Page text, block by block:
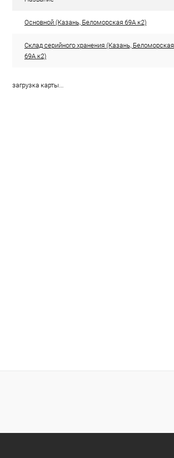
Основной (Казань, Беломорская 69А к2)
Склад серийного хранения (Казань, Беломорская
69А к2)
загрузка карты...